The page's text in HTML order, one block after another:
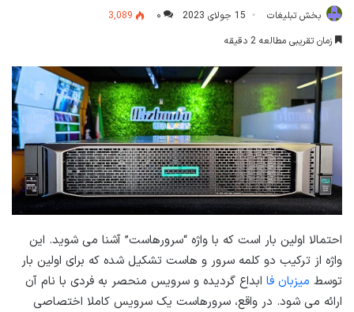
بخش تبلیغات 15 جولای 2023 ۰
3,089
زمان تقریبی مطالعه 2 دقیقه
احتمالا اولین بار است که با واژه “سرورهاست” آشنا می شوید. این
واژه از ترکیب دو کلمه سرور و هاست تشکیل شده که برای اولین بار
توسط میزبان فا ابداع گردیده و سرویس منحصر به فردی با نام آن
ارائه می شود. در واقع، سرورهاست یک سرویس کاملا اختصاصی